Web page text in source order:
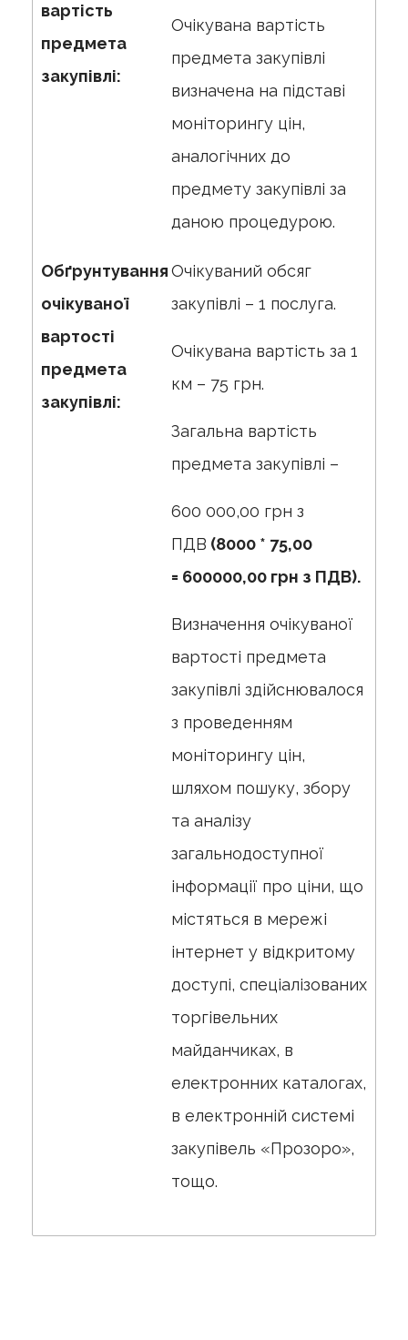
вартість
предмета
закупівлі:
Очікувана вартість
предмета закупівлі
визначена на підставі
моніторингу цін,
аналогічних до
предмету закупівлі за
даною процедурою.
Обґрунтування
очікуваної
вартості
предмета
закупівлі:
Очікуваний обсяг
закупівлі – 1 послуга.
Очікувана вартість за 1
км – 75 грн.
Загальна вартість
предмета закупівлі –
600 000,00 грн з
ПДВ (8000 * 75,00
= 600000,00 грн з ПДВ).
Визначення очікуваної
вартості предмета
закупівлі здійснювалося
з проведенням
моніторингу цін,
шляхом пошуку, збору
та аналізу
загальнодоступної
інформації про ціни, що
містяться в мережі
інтернет у відкритому
доступі, спеціалізованих
торгівельних
майданчиках, в
електронних каталогах,
в електронній системі
закупівель «Прозоро»,
тощо.